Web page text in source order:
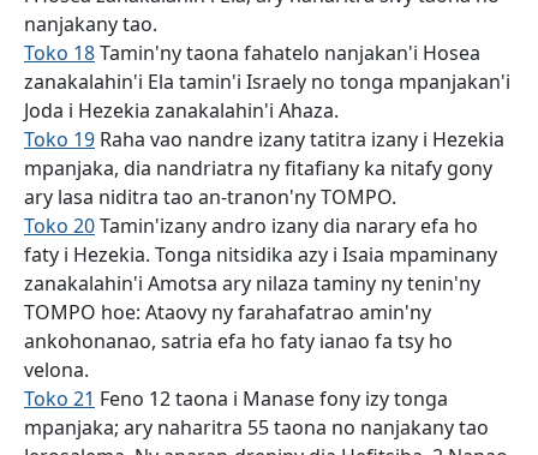
nanjakany tao.
Toko 18Tamin'ny taona fahatelo nanjakan'i Hosea
zanakalahin'i Ela tamin'i Israely no tonga mpanjakan'i
Joda i Hezekia zanakalahin'i Ahaza.
Toko 19 Raha vao nandre izany tatitra izany i Hezekia
mpanjaka, dia nandriatra ny fitafiany ka nitafy gony
ary lasa niditra tao an-tranon'ny TOMPO.
Toko 20Tamin'izany andro izany dia narary efa ho
faty i Hezekia. Tonga nitsidika azy i Isaia mpaminany
zanakalahin'i Amotsa ary nilaza taminy ny tenin'ny
TOMPO hoe: Ataovy ny farahafatrao amin'ny
ankohonanao, satria efa ho faty ianao fa tsy ho
velona.
Toko 21 Feno 12 taona i Manase fony izy tonga
mpanjaka; ary naharitra 55 taona no nanjakany tao